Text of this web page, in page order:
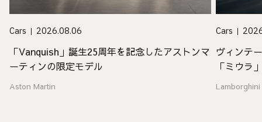
Cars 2026.08.06
「Vanquish」誕生25周年を記念したアストンマ
ーティンの限定モデル
Aston Martin
Cars
ヴィンテ
「ミウラ
Lamborghini